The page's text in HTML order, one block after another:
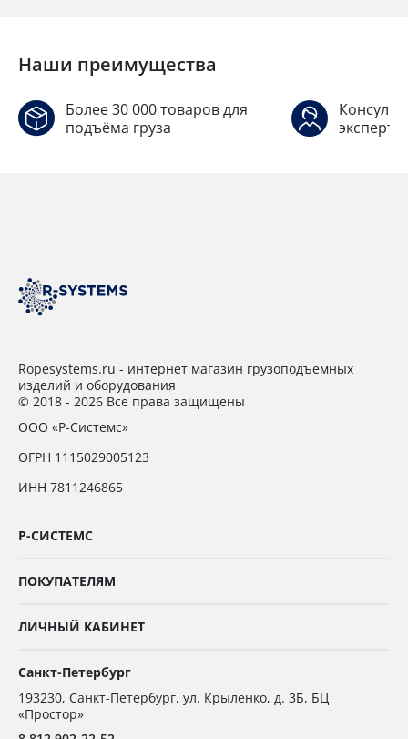
Наши преимущества
Более 30 000 товаров для
подъёма груза
Ropesystems.ru - интернет магазин грузоподъемных
изделий и оборудования
© 2018 - 2026 Все права защищены
ООО «Р-Системс»
ОГРН 1115029005123
ИНН 7811246865
Р-СИСТЕМС
ПОКУПАТЕЛЯМ
ЛИЧНЫЙ КАБИНЕТ
Санкт-Петербург
193230, Санкт-Петербург, ул. Крыленко, д. 3Б, БЦ
«Простор»